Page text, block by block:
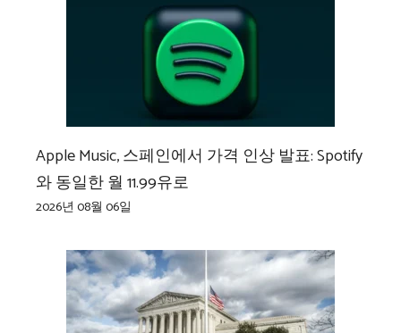
Apple Music, 스페인에서 가격 인상 발표: Spotify
와 동일한 월 11.99유로
2026년 08월 06일